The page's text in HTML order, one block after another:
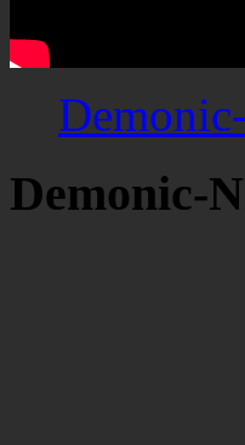
Demonic-